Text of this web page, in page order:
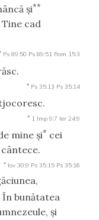
şi**
cad
Ps 89:50 Ps 89:51 Rom 15:3
* Ps 35:13 Ps 35:14
* 1 Imp 9:7 Ier 24:9
mine şi* cei
* Iov 30:9 Ps 35:15 Ps 35:16
bunătatea
şi